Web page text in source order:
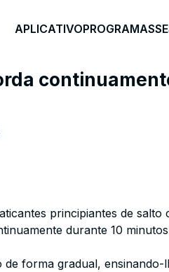
APLICATIVOPROGRAMAS
principiantes de salto
durante 10
forma gradual, ensinando-